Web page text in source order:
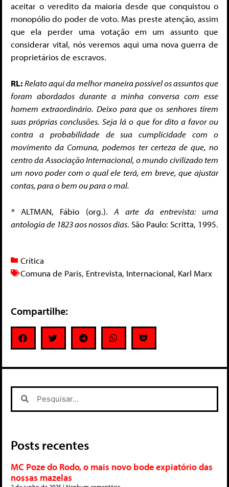
aceitar o veredito da maioria desde que conquistou o
monopólio do poder de voto. Mas preste atenção, assim
que ela perder uma votação em um assunto que
considerar vital, nós veremos aqui uma nova guerra de
proprietários de escravos.
RL:Relato aqui da melhor maneira possível os assuntos que
foram aborda­dos durante a minha conversa com esse
homem extraordinário. Deixo para que os senhores tirem
suas próprias conclusões. Seja lá o que for dito a favor ou
contra a probabilidade de sua cumplicidade com o
movimento da Comuna, podemos ter certeza de que, no
centro da Associação Internacional, o mundo civilizado tem
um novo poder com o qual ele terá, em breve, que ajustar
con­tas, para o bem ou para o mal.
*ALTMAN, Fábio (org.).A arte da entrevista: uma
antologia de 1823 aos nossos dias. São Paulo: Scritta, 1995.
Crítica
Comuna de Paris, Entrevista, Internacional, Karl Marx
Compartilhe:
Posts recentes
MC Poze do Rodo, o mais novo bode expiatório das
nossas mazelas